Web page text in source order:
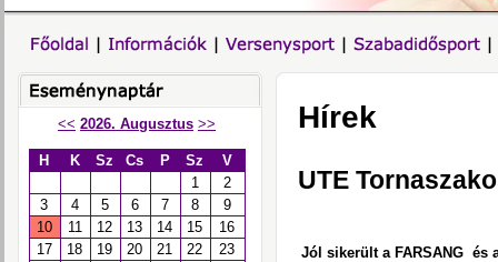
<< 2026. Augusztus >>
H K Sz Cs P Sz
V
1
2
3
4 5 6 7 8
9
10
11 12 13 14 15
16
17
18 19 20 21 22
23
Hírek
UTE
Jól sikerült a FARSANG és